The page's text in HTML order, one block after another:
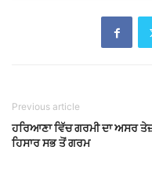
Previous article
ਹਰਿਆਣਾ ਵਿੱਚ ਗਰਮੀ ਦਾ ਅਸਰ
ਹਿਸਾਰ ਸਭ ਤੋਂ ਗਰਮ